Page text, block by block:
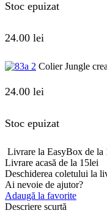
Stoc epuizat
24.00 lei
Colier Jungle
24.00 lei
Stoc epuizat
Livrare la EasyBox de la
Livrare acasă de la 15lei
Deschiderea coletului la
Ai nevoie de ajutor?
Adaugă la favorite
Descriere scurtă